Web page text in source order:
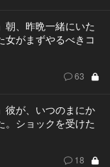
朝、昨晩一緒にいた
女がまずやるべきコ
63
彼が、いつのまにか
。ショックを受けた
18